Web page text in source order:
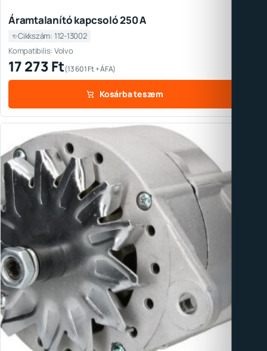
Áramtalanító kapcsoló 250 A
Cikkszám: 112-13002
Kompatibilis: Volvo
17 273Ft(13 601Ft+ ÁFA)
Kosárba teszem